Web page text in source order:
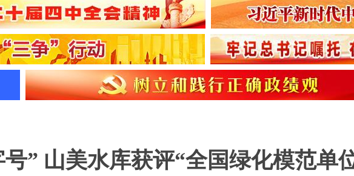
” 山美水库获评“全国绿化模范单